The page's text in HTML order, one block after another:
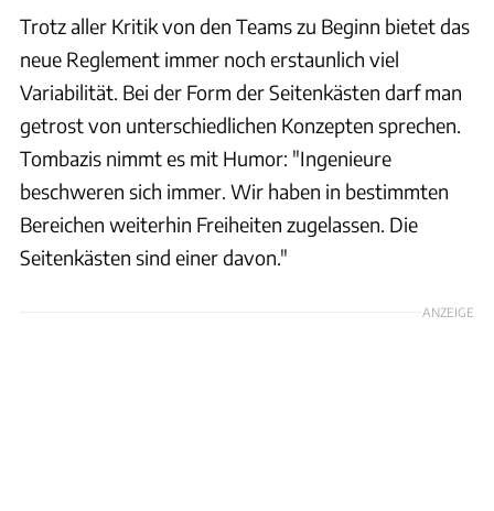
Trotz aller Kritik von den Teams zu Beginn bietet das
neue Reglement immer noch erstaunlich viel
Variabilität. Bei der Form der Seitenkästen darf man
getrost von unterschiedlichen Konzepten sprechen.
Tombazis nimmt es mit Humor: "Ingenieure
beschweren sich immer. Wir haben in bestimmten
Bereichen weiterhin Freiheiten zugelassen. Die
Seitenkästen sind einer davon."
ANZEIGE